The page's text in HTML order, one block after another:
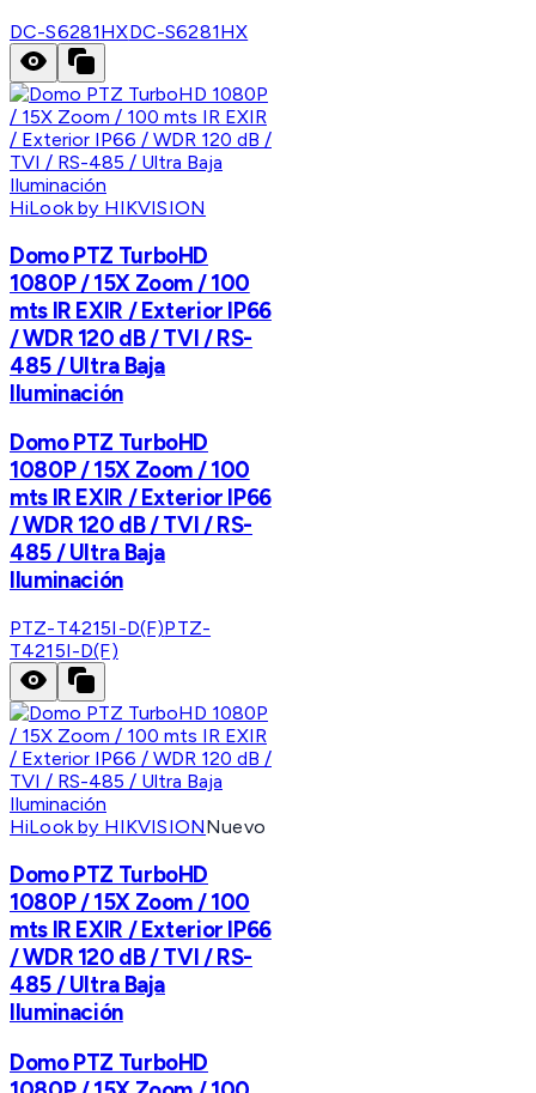
DC-S6281HXDC-S6281HX
HiLook by HIKVISION
Domo PTZ TurboHD
1080P / 15X Zoom / 100
mts IR EXIR / Exterior IP66
/ WDR 120 dB / TVI / RS-
485 / Ultra Baja
Iluminación
Domo PTZ TurboHD
1080P / 15X Zoom / 100
mts IR EXIR / Exterior IP66
/ WDR 120 dB / TVI / RS-
485 / Ultra Baja
Iluminación
PTZ-T4215I-D(F)PTZ-
T4215I-D(F)
HiLook by HIKVISIONNuevo
Domo PTZ TurboHD
1080P / 15X Zoom / 100
mts IR EXIR / Exterior IP66
/ WDR 120 dB / TVI / RS-
485 / Ultra Baja
Iluminación
Domo PTZ TurboHD